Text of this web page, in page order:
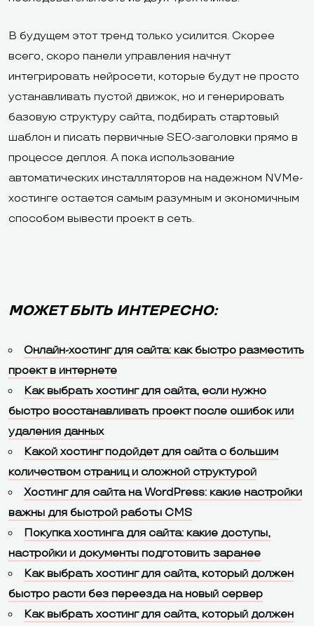
В будущем этот тренд только усилится. Скорее
всего, скоро панели управления начнут
интегрировать нейросети, которые будут не просто
устанавливать пустой движок, но и генерировать
базовую структуру сайта, подбирать стартовый
шаблон и писать первичные SEO-заголовки прямо в
процессе деплоя. А пока использование
автоматических инсталляторов на надежном NVMe-
хостинге остается самым разумным и экономичным
способом вывести проект в сеть.
МОЖЕТ БЫТЬ ИНТЕРЕСНО:
Онлайн-хостинг для сайта: как быстро разместить
проект в интернете
Как выбрать хостинг для сайта, если нужно
быстро восстанавливать проект после ошибок или
удаления данных
Какой хостинг подойдет для сайта с большим
количеством страниц и сложной структурой
Хостинг для сайта на WordPress: какие настройки
важны для быстрой работы CMS
Покупка хостинга для сайта: какие доступы,
настройки и документы подготовить заранее
Как выбрать хостинг для сайта, который должен
быстро расти без переезда на новый сервер
Как выбрать хостинг для сайта, который должен